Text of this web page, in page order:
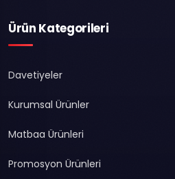
Ürün Kategorileri
Davetiyeler
Kurumsal Ürünler
Matbaa Ürünleri
Promosyon Ürünleri